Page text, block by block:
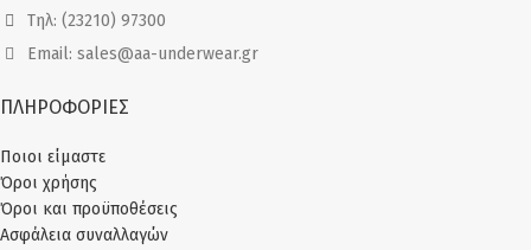
Τηλ: (23210) 97300
Email: sales@aa-underwear.gr
ΠΛΗΡΟΦΟΡΙΕΣ
Ποιοι είμαστε
Όροι χρήσης
Όροι και προϋποθέσεις
Ασφάλεια συναλλαγών